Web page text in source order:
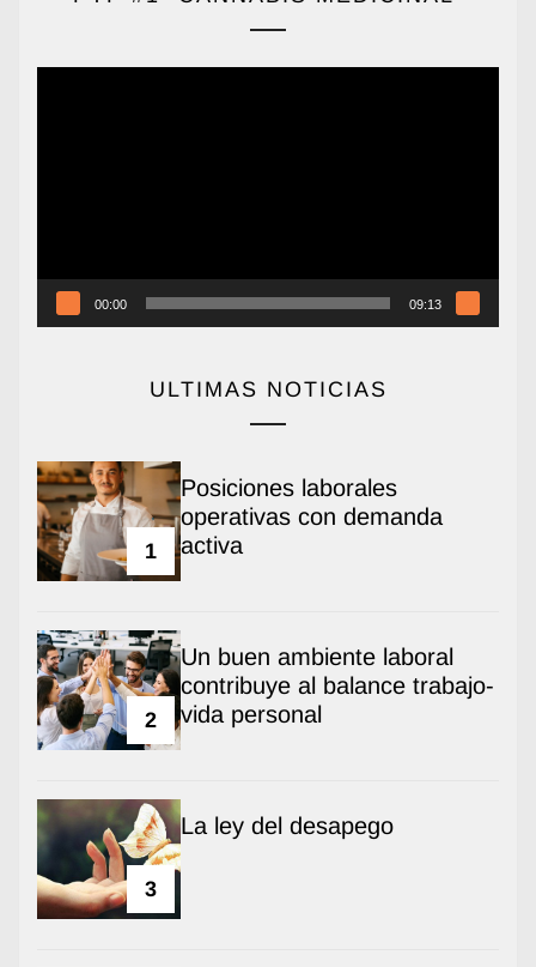
00:00 09:13
ULTIMAS NOTICIAS
1
Posiciones laborales
operativas con demanda
activa
2
Un buen ambiente laboral
contribuye al balance trabajo-
vida personal
3
La ley del desapego